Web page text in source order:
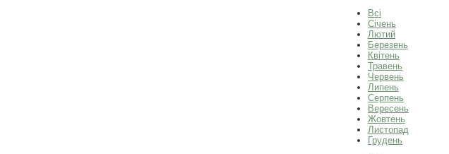
Всі
Січень
Лютий
Березень
Квітень
Травень
Червень
Липень
Серпень
Вересень
Жовтень
Листопад
Грудень